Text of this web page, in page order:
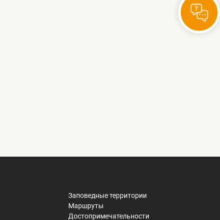
Заповедные территории
Маршруты
Достопримечательности